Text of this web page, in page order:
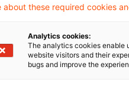
und
maßgebend. Es
auf die
45/17, BStBl II 2021,
about these required cookies
Analytics cookies:
The analytics cookies enable
website visitors and their
bugs and improve the